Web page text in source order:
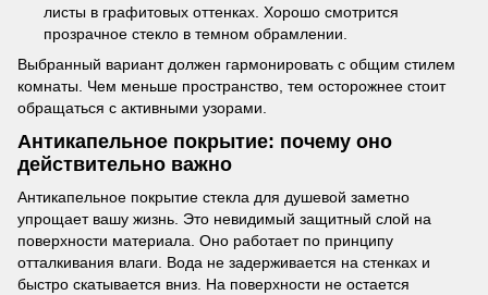
листы в графитовых оттенках. Хорошо смотрится
прозрачное стекло в темном обрамлении.
Выбранный вариант должен гармонировать с общим стилем
комнаты. Чем меньше пространство, тем осторожнее стоит
обращаться с активными узорами.
Антикапельное покрытие: почему оно
действительно важно
Антикапельное покрытие стекла для душевой заметно
упрощает вашу жизнь. Это невидимый защитный слой на
поверхности материала. Оно работает по принципу
отталкивания влаги. Вода не задерживается на стенках и
быстро скатывается вниз. На поверхности не остается